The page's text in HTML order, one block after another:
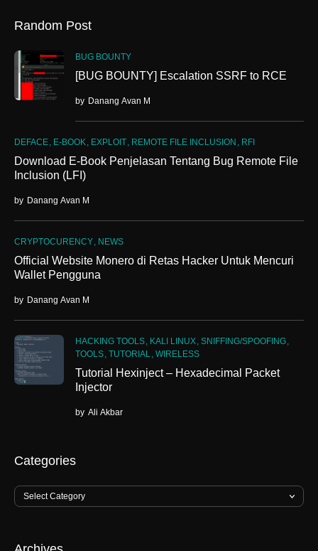
Random Post
BUG BOUNTY
[BUG BOUNTY] Escalation SSRF to RCE
by Danang Avan M
DEFACE E-BOOK EXPLOIT REMOTE FILE INCLUSION RFI
Download E-Book Penjelasan Tentang Bug Remote File
Inclusion (LFI)
by Danang Avan M
CRYPTOCURENCY NEWS
Official Website Monero di Retas Hacker Untuk Mencuri
Wallet Pengguna
by Danang Avan M
HACKING TOOLS KALI LINUX SNIFFING/SPOOFING
TOOLS TUTORIAL WIRELESS
Tutorial Hexinject – Hexadecimal Packet
Injector
by Ali Akbar
Categories